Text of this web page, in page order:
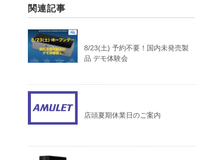
関連記事
8/23(土) 予約不要！国内未発売製
品 デモ体験会
店頭夏期休業日のご案内